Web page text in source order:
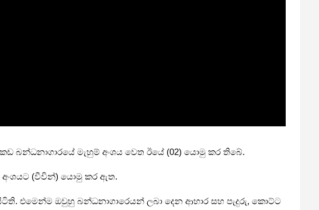
මැහුම් අංශය වෙත ඊයේ (02) යොමු කර තිබේ.
අංශයට (වීවින්) යොමු කර ඇත.
එමෙන්ම ඔවුහු බන්ධනාගාර‍ෙයන් ලබා දෙන ආහාර සහ පැදුරු, කොට්ට